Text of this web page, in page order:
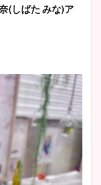
(しばた みな)ア